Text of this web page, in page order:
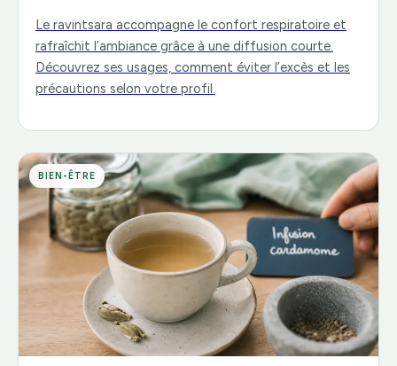
Le ravintsara accompagne le confort respiratoire et
rafraîchit l’ambiance grâce à une diffusion courte.
Découvrez ses usages, comment éviter l’excès et les
précautions selon votre profil.
BIEN-ÊTRE